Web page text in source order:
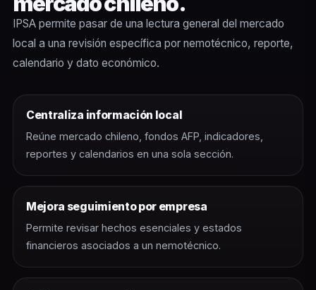
IPSA permite pasar de una lectura general del mercado
local a una revisión específica por nemotécnico, reporte,
calendario y dato económico.
Centraliza información local
Reúne mercado chileno, fondos AFP, indicadores,
reportes y calendarios en una sola sección.
Mejora seguimiento por empresa
Permite revisar hechos esenciales y estados
financieros asociados a un nemotécnico.